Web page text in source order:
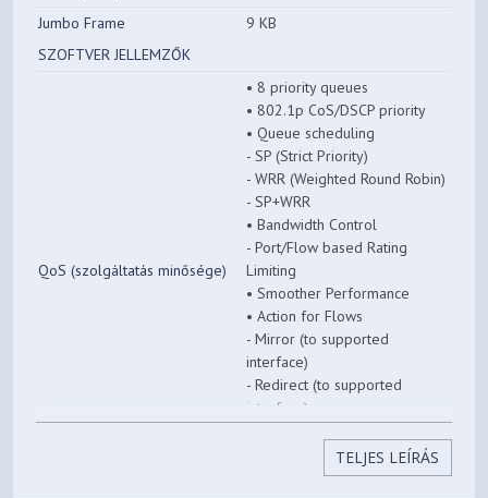
Jumbo Frame
9 KB
SZOFTVER JELLEMZŐK
QoS (szolgáltatás minősége)
• 8 priority queues
• 802.1p CoS/DSCP priority
• Queue scheduling
- SP (Strict Priority)
- WRR (Weighted Round Robin)
- SP+WRR
• Bandwidth Control
- Port/Flow based Rating
Limiting
• Smoother Performance
• Action for Flows
- Mirror (to supported
interface)
- Redirect (to supported
interface)
TELJES LEÍRÁS